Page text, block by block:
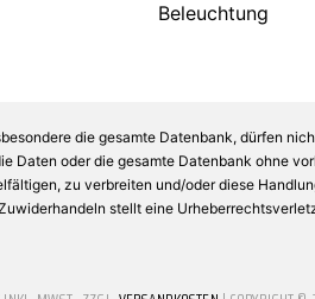
Beleuchtung
die gesamte Datenbank, dürfen
Daten oder die gesamte Datenbank ohne
zu verbreiten und/oder diese
stellt eine